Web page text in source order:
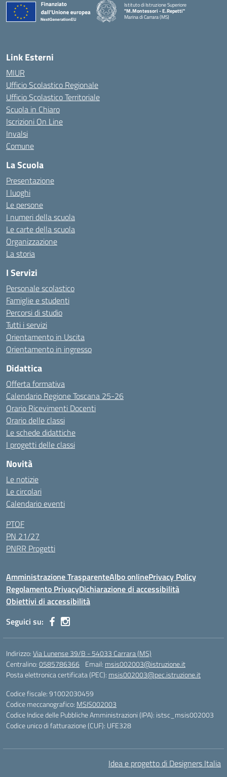
Istituto di Istruzione Superiore
"M.Montessori - E.Repetti"
Marina di Carrara (MS)
Link Esterni
MIUR
Ufficio Scolastico Regionale
Ufficio Scolastico Territoriale
Scuola in Chiaro
Iscrizioni On Line
Invalsi
Comune
La Scuola
Presentazione
I luoghi
Le persone
I numeri della scuola
Le carte della scuola
Organizzazione
La storia
I Servizi
Personale scolastico
Famiglie e studenti
Percorsi di studio
Tutti i servizi
Orientamento in Uscita
Orientamento in ingresso
Didattica
Offerta formativa
Calendario Regione Toscana 25-26
Orario Ricevimenti Docenti
Orario delle classi
Le schede didattiche
I progetti delle classi
Novità
Le notizie
Le circolari
Calendario eventi
PTOF
PN 21/27
PNRR Progetti
Amministrazione TrasparenteAlbo onlinePrivacy Policy
Regolamento PrivacyDichiarazione di accessibilità
Obiettivi di accessibilità
Seguici su:
Indirizzo:Via Lunense 39/B - 54033 Carrara (MS)
Centralino:0585786366 Email: msis002003@istruzione.it
Posta elettronica certificata (PEC): msis002003@pec.istruzione.it
Codice fiscale: 91002030459
Codice meccanografico: MSIS002003
Codice Indice delle Pubbliche Amministrazioni (IPA): istsc_msis002003
Codice unico di fatturazione (CUF): UFE328
Idea e progetto di Designers Italia